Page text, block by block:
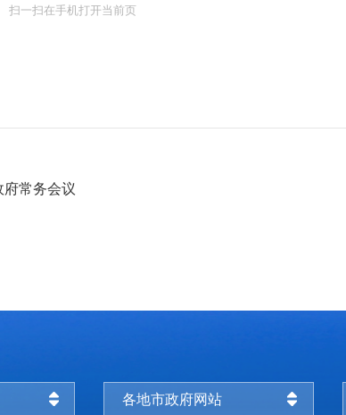
扫一扫在手机打开当前页
府常务会议
各地市政府网站